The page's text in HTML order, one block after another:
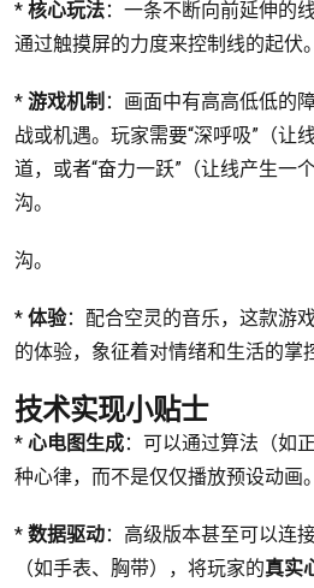
* 核心玩法：一条不断向前延伸的
通过触摸屏的力度来控制线的起伏。
* 游戏机制 ：画面中有高高低低的
战或机遇。玩家需要“深呼吸”（让
道，或者“奋力一跃”（让线产生一
沟。
沟。
* 体验：配合空灵的音乐，这款游
的体验，象征着对情绪和生活的掌
技术实现小贴士
* 心电图生成：可以通过算法（如
种心律，而不是仅仅播放预设动画。
* 数据驱动：高级版本甚至可以连
（如手表、胸带），将玩家的真实